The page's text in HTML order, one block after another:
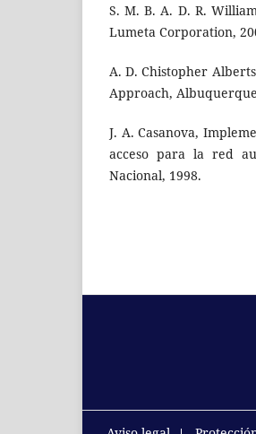
S. M. B. A. D. R.
Lumeta Corporation,
A. D. Chistopher
Approach,
J. A. Casanova,
acceso para la red
Nacional, 1998.